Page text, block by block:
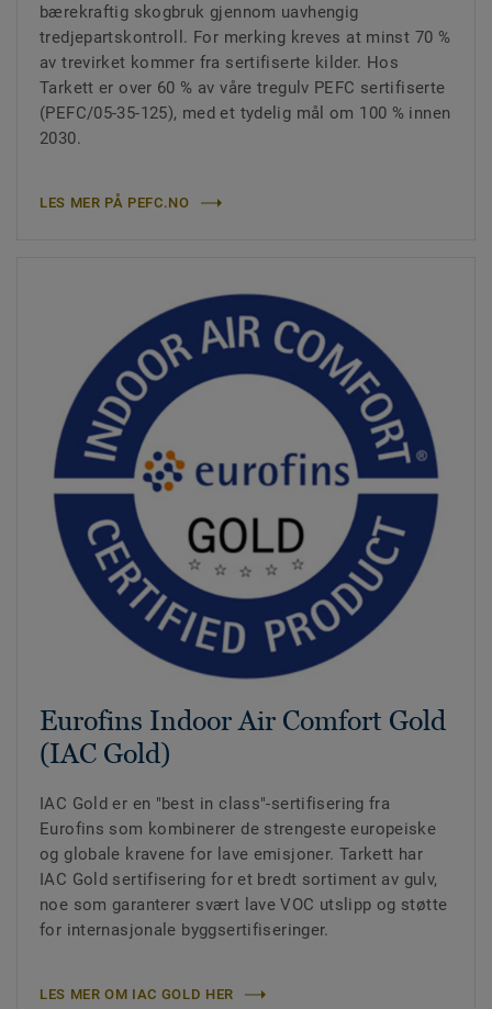
bærekraftig skogbruk gjennom uavhengig
tredjepartskontroll. For merking kreves at minst 70 %
av trevirket kommer fra sertifiserte kilder. Hos
Tarkett er over 60 % av våre tregulv PEFC sertifiserte
(PEFC/05-35-125), med et tydelig mål om 100 % innen
2030.
LES MER PÅ PEFC.NO
Eurofins Indoor Air Comfort Gold
(IAC Gold)
IAC Gold er en "best in class"-sertifisering fra
Eurofins som kombinerer de strengeste europeiske
og globale kravene for lave emisjoner. Tarkett har
IAC Gold sertifisering for et bredt sortiment av gulv,
noe som garanterer svært lave VOC utslipp og støtte
for internasjonale byggsertifiseringer.
LES MER OM IAC GOLD HER